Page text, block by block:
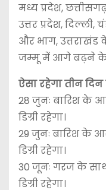
मध्य प्रदेश,
उत्तर प्रदेश,
और भाग, उत्तराखंड
जम्मू में आगे बढ़ने के
ऐसा रहेगा तीन
28 जुनः बारिश के
डिग्री रहेगा।
29 जुनः बारिश के
डिग्री रहेगा।
30 जूनः गरज के
डिग्री रहेगा।